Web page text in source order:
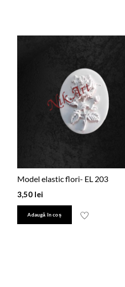
Model elastic flori- EL 203
3,50 lei
Adaugă în coș